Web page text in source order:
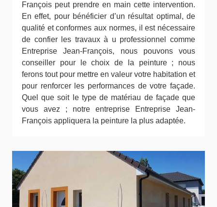
François peut prendre en main cette intervention.
En effet, pour bénéficier d’un résultat optimal, de
qualité et conformes aux normes, il est nécessaire
de confier les travaux à u professionnel comme
Entreprise Jean-François, nous pouvons vous
conseiller pour le choix de la peinture ; nous
ferons tout pour mettre en valeur votre habitation et
pour renforcer les performances de votre façade.
Quel que soit le type de matériau de façade que
vous avez ; notre entreprise Entreprise Jean-
François appliquera la peinture la plus adaptée.